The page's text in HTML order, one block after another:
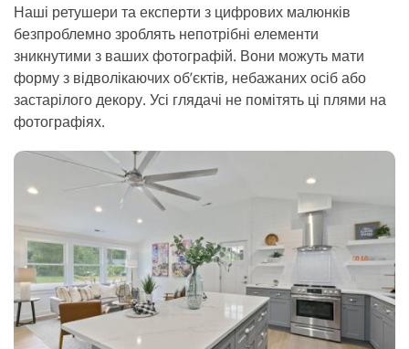
Наші ретушери та експерти з цифрових малюнків
безпроблемно зроблять непотрібні елементи
зникнутими з ваших фотографій. Вони можуть мати
форму з відволікаючих об’єктів, небажаних осіб або
застарілого декору. Усі глядачі не помітять ці плями на
фотографіях.